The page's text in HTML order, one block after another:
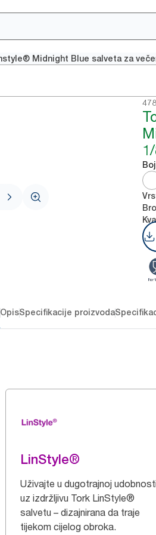
OpisSpecifikacije proizvoda
LinStyle®
Uživajte u dugotrajnoj
uz izdržljivu Tork LinStyle®
salvetu – dizajnirana da traje
tijekom cijelog obroka.